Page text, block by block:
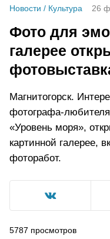
Новости / Культура 26
Фото для
галерее
Магнитогорск.
фотографа-
«Уровень моря»,
картинной галерее,
фоторабот.
5787 просмотров